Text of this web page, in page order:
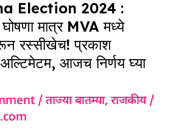
Election 2024 :
मात्र MVA मध्ये
रस्सीखेच! प्रकाश
आजच निर्णय घ्या
/ताज्या बातम्या,राजकीय/